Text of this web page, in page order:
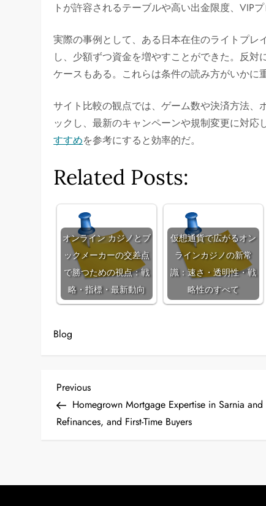
トが許容されるテーブルや高い出金限度、VIP
実際の事例として、ある日本在住のライトプ
し、少額ずつ資金を増やすことができた。反
ケースもある。これらは条件の読み方がいかに
サイト比較の観点では、ゲーム数や決済方法
ックし、最新のキャンペーンや規制変更に対
すすめを参考にすると効率的だ。
Related Posts:
オンライン カジノとブ
ックメーカーの交差点
で勝つための視点：戦
略・指標・最新動向
仮想通貨で広がるオン
ラインカジノの新常
識：速さ・透明性・戦
略性のすべて
Blog
P
o
Previous
Post
Previous
Homegrown Mortgage Expertise in Sarnia
Refinances, and First-Time Buyers